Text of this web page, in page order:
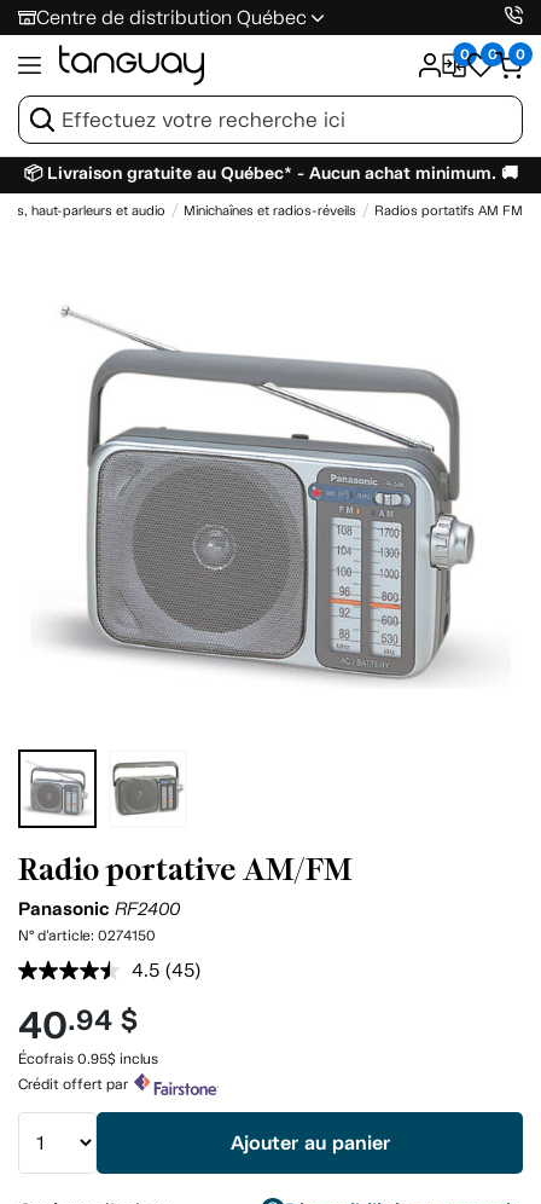
Centre de distribution Québec
0 0 0
📦 Livraison gratuite au Québec* - Aucun achat minimum. 🚚
haut-parleurs et audio Minichaînes et radios-réveils Radios portatifs AM FM
Radio portative AM/FM
Panasonic RF2400
N° d'article: 0274150
4.5 Lire
la
même
(45)
40.94 $
Écofrais 0.95$ inclus
Crédit offert par
Ajouter au panier